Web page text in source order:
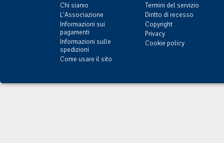
Chi siamo
L'Associazione
Informazioni sui
pagamenti
Informazioni sulle
spedizioni
Come usare il sito
Termini del servizio
Diritto di recesso
Copyright
Privacy
Cookie policy